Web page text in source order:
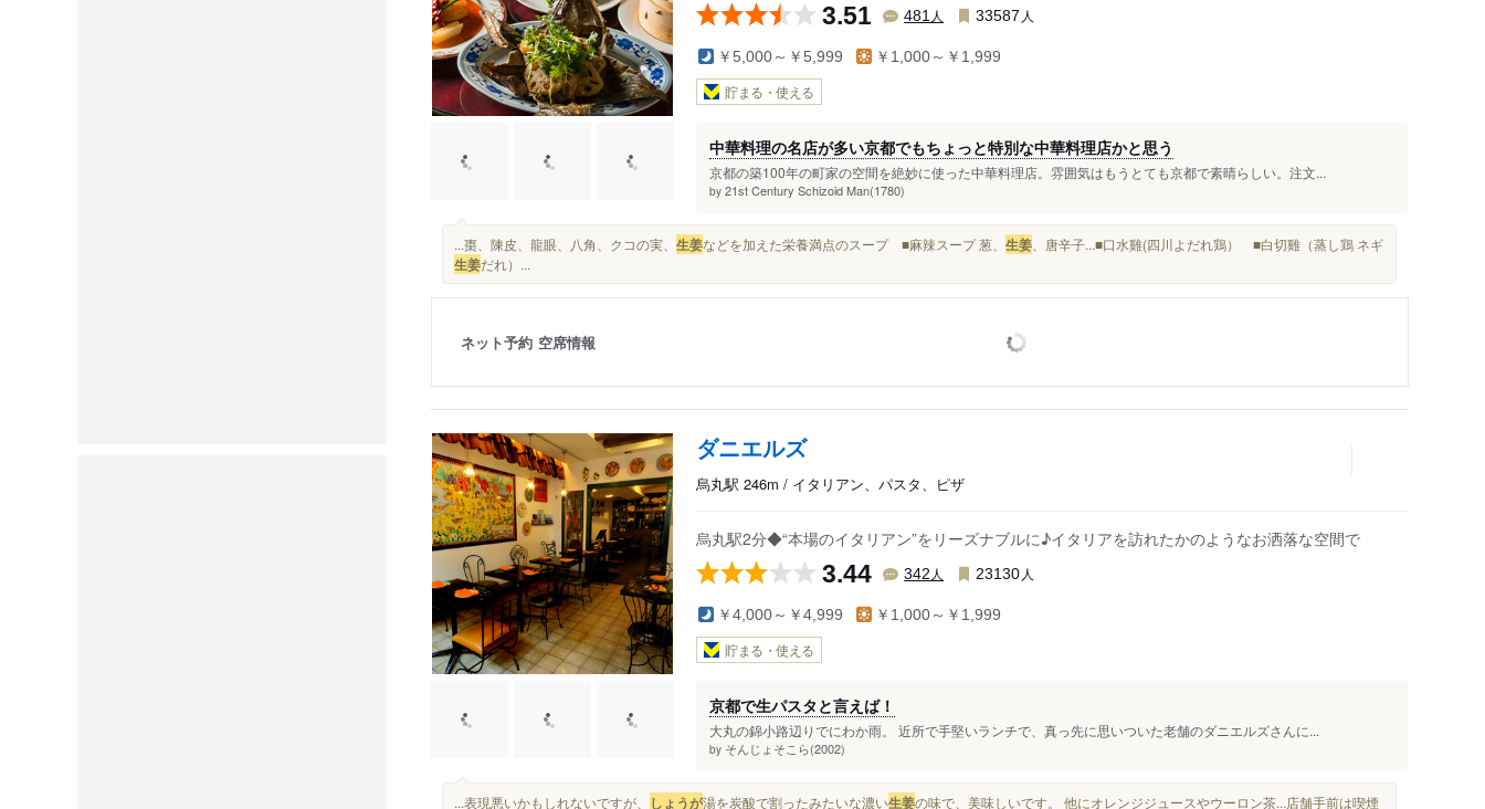
3.51 481 人 33587 人
￥5,000～￥5,999 ￥1,000～￥1,999
貯まる・使える
中華料理の名店が多い京都でもちょっと特別な中華料理店かと思う
京都の築100年の町家の空間を絶妙に使った中華料理店。雰囲気はもうとても京都で素晴らしい。注文...
by 21st Century Schizoid Man(1780)
...棗、陳皮、龍眼、八角、クコの実、 生姜などを加えた栄養満点のスープ ■麻辣スープ 葱、 生姜 、唐辛子...■口水雞(四川よだれ鶏） ■白切雞（蒸し鶏 ネギ
生姜だれ）...
ネット予約 空席情報
ダニエルズ
烏丸駅 246m / イタリアン、パスタ、ピザ
烏丸駅2分◆“本場のイタリアン”をリーズナブルに♪イタリアを訪れたかのようなお洒落な空間で
3.44 342 人 23130 人
￥4,000～￥4,999 ￥1,000～￥1,999
貯まる・使える
京都で生パスタと言えば！
大丸の錦小路辺りでにわか雨。 近所で手堅いランチで、真っ先に思いついた老舗のダニエルズさんに...
by そんじょそこら(2002)
...表現悪いかもしれないですが、 しょうが湯を炭酸で割ったみたいな濃い生姜の味で、美味しいです。 他にオレンジジュースやウーロン茶...店舗手前は喫煙